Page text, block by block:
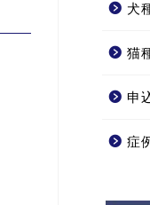
犬
猫
申
症